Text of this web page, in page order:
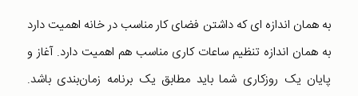
به همان اندازه ای که داشتن فضای کار مناسب در خانه اهمیت دارد
به همان اندازه تنظیم ساعات کاری مناسب هم اهمیت دارد. آغاز و
پایان یک روزکاری شما باید مطابق یک برنامه زمان‌بندی باشد.